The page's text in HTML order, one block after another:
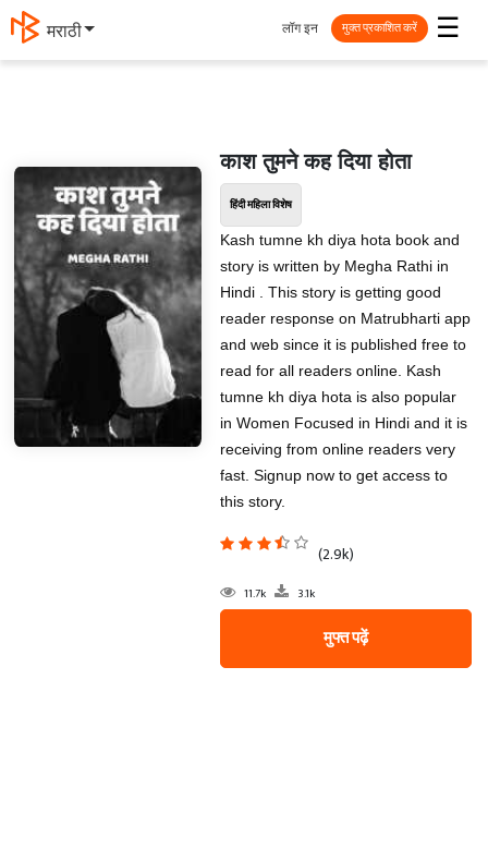
मराठी ☰
लॉग इन मुक्त प्रकाशित करें
काश तुमने कह दिया होता
हिंदी महिला विशेष
Kash tumne kh diya hota book and
story is written by Megha Rathi in
Hindi . This story is getting good
reader response on Matrubharti app
and web since it is published free to
read for all readers online. Kash
tumne kh diya hota is also popular
in Women Focused in Hindi and it is
receiving from online readers very
fast. Signup now to get access to
this story.
(2.9k)
11.7k 3.1k
मुफ्त पढ़ें